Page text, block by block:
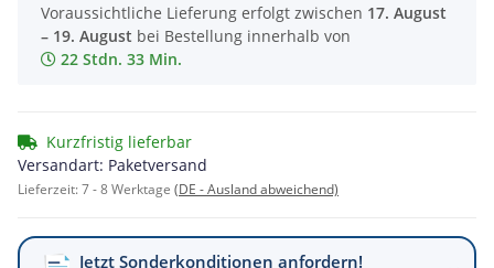
Voraussichtliche Lieferung erfolgt zwischen 17. August
– 19. August bei Bestellung innerhalb von
22 Stdn. 33 Min.
Kurzfristig lieferbar
Versandart: Paketversand
Lieferzeit:7 - 8 Werktage (DE - Ausland abweichend)
Jetzt Sonderkonditionen anfordern!